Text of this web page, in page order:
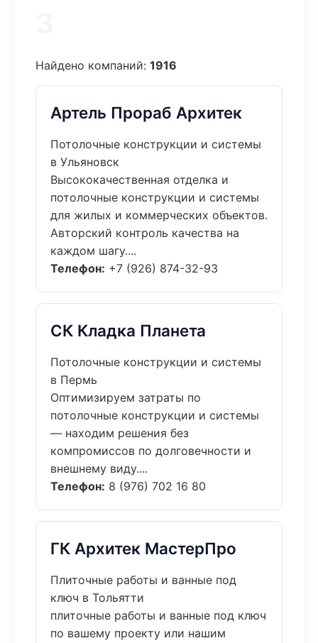
Найдено компаний: 1916
Артель Прораб Архитек
Потолочные конструкции и системы
в Ульяновск
Высококачественная отделка и
потолочные конструкции и системы
для жилых и коммерческих объектов.
Авторский контроль качества на
каждом шагу....
Телефон: +7 (926) 874-32-93
СК Кладка Планета
Потолочные конструкции и системы
в Пермь
Оптимизируем затраты по
потолочные конструкции и системы
— находим решения без
компромиссов по долговечности и
внешнему виду....
Телефон: 8 (976) 702 16 80
ГК Архитек МастерПро
Плиточные работы и ванные под
ключ в Тольятти
плиточные работы и ванные под ключ
по вашему проекту или нашим